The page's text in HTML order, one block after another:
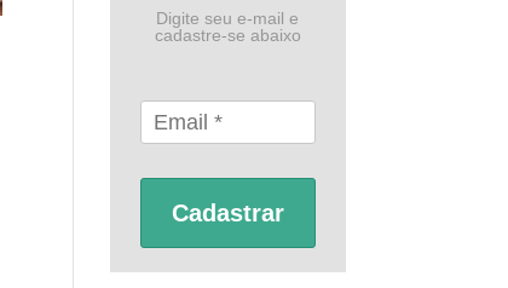
Digite seu e-mail e
cadastre-se abaixo
Cadastrar